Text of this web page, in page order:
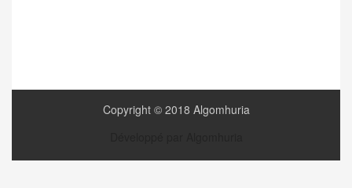
Copyright © 2018 Algomhuria